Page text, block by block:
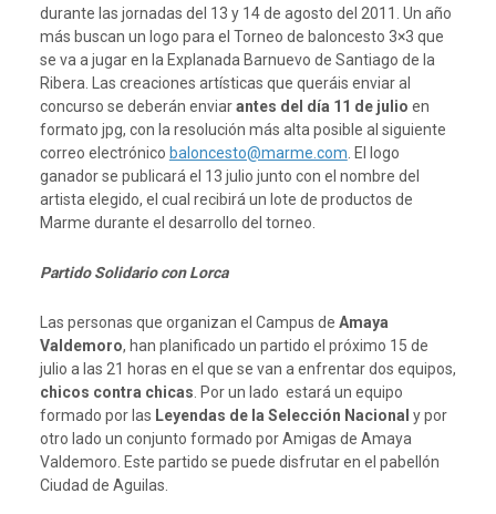
durante las jornadas del 13 y 14 de agosto del 2011. Un año
más buscan un logo para el Torneo de baloncesto 3×3 que
se va a jugar en la Explanada Barnuevo de Santiago de la
Ribera. Las creaciones artísticas que queráis enviar al
concurso se deberán enviarantes del día 11 de julio en
formato jpg, con la resolución más alta posible al siguiente
correo electrónico baloncesto@marme.com . El logo
ganador se publicará el 13 julio junto con el nombre del
artista elegido, el cual recibirá un lote de productos de
Marme durante el desarrollo del torneo.
Partido Solidario con Lorca
Las personas que organizan el Campus de Amaya
Valdemoro, han planificado un partido el próximo 15 de
julio a las 21 horas en el que se van a enfrentar dos equipos,
chicos contra chicas . Por un lado estará un equipo
formado por las Leyendas de la Selección Nacional y por
otro lado un conjunto formado por Amigas de Amaya
Valdemoro. Este partido se puede disfrutar en el pabellón
Ciudad de Aguilas.